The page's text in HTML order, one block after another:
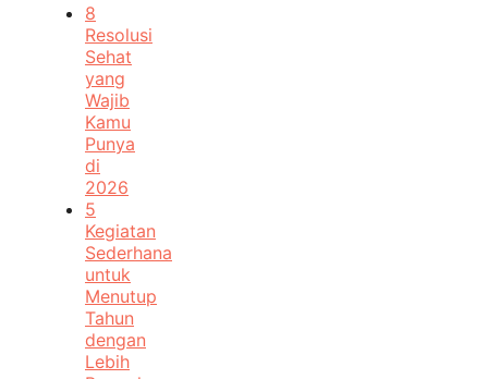
8
Resolusi
Sehat
yang
Wajib
Kamu
Punya
di
2026
5
Kegiatan
Sederhana
untuk
Menutup
Tahun
dengan
Lebih